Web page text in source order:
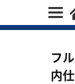
フ
内